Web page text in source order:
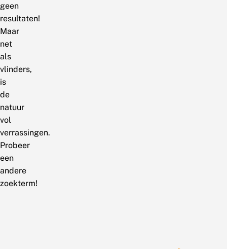
geen
resultaten!
Maar
net
als
vlinders,
is
de
natuur
vol
verrassingen.
Probeer
een
andere
zoekterm!